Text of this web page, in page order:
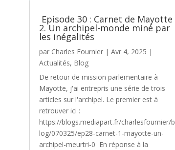
Episode 30 : Carnet de Mayotte
2. Un archipel-monde miné par
les inégalités
par Charles Fournier| Avr 4, 2025 |
Actualités, Blog
De retour de mission parlementaire à
Mayotte, j'ai entrepris une série de trois
articles sur l'archipel. Le premier est à
retrouver ici :
https://blogs.mediapart.fr/charlesfournier/b
log/070325/ep28-carnet-1-mayotte-un-
archipel-meurtri-0 En réponse à la